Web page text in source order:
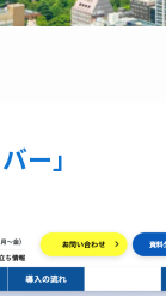
ー」